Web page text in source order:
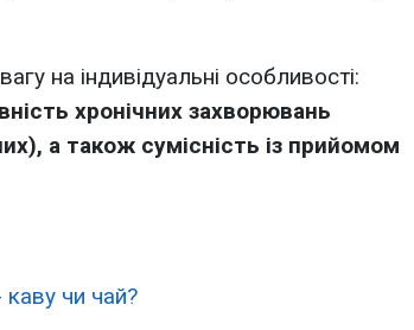
на індивідуальні особливості:
хронічних захворювань
а також сумісність із прийомом
чи чай?